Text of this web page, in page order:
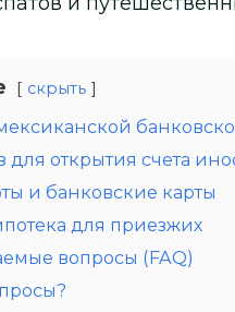
скрыть
для открытия счета
и банковские карты
для приезжих
вопросы (FAQ)